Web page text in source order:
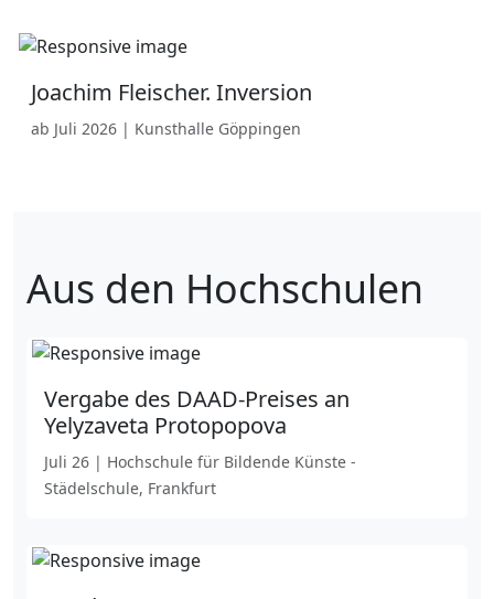
Joachim Fleischer. Inversion
ab Juli 2026 | Kunsthalle Göppingen
Aus den Hochschulen
Vergabe des DAAD-Preises an
Yelyzaveta Protopopova
Juli 26 | Hochschule für Bildende Künste -
Städelschule, Frankfurt